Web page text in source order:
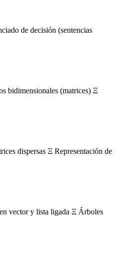
de decisión (sentencias
bidimensionales (matrices) Ξ
dispersas Ξ Representación de
vector y lista ligada Ξ Árboles